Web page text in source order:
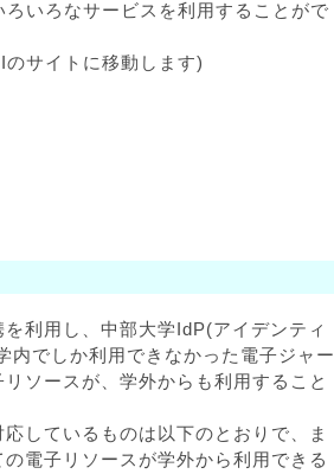
いろなサービスを利用することがで
のサイトに移動します)
利用し、中部大学IdP(アイデンティ
内でしか利用できなかった電子ジャー
ソースが、学外からも利用すること
しているものは以下のとおりで、ま
電子リソースが学外から利用できる